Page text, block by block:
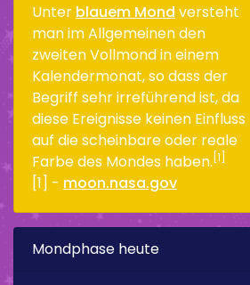
Unter blauem Mond versteht
man im Allgemeinen den
zweiten Vollmond in einem
Kalendermonat, so dass der
Begriff sehr irreführend ist, da
diese Ereignisse keinen Einfluss
auf die scheinbare oder reale
Farbe des Mondes haben. [1]
[1] - moon.nasa.gov
Mondphase heute